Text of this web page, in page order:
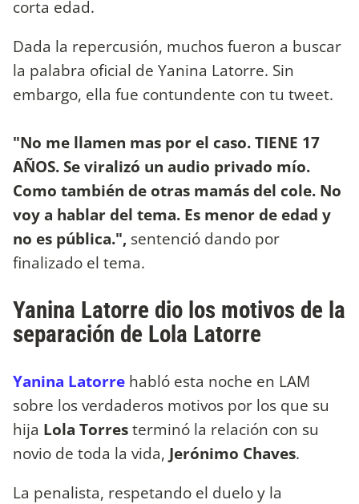
corta edad.
Dada la repercusión, muchos fueron a buscar
la palabra oficial de Yanina Latorre. Sin
embargo, ella fue contundente con tu tweet.
"No me llamen mas por el caso. TIENE 17
AÑOS. Se viralizó un audio privado mío.
Como también de otras mamás del cole. No
voy a hablar del tema. Es menor de edad y
no es pública.", sentenció dando por
finalizado el tema.
Yanina Latorre dio los motivos de la
separación de Lola Latorre
Yanina Latorre habló esta noche en LAM
sobre los verdaderos motivos por los que su
hija Lola Torresterminó la relación con su
novio de toda la vida, Jerónimo Chaves.
La penalista, respetando el duelo y la